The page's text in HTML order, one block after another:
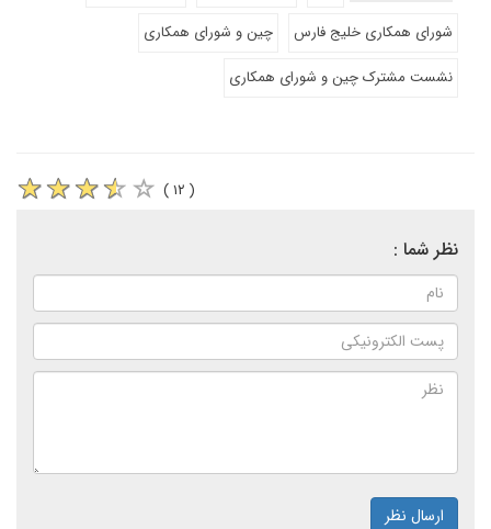
شورای همکاری خلیج فارس
چین و شورای همکاری
نشست مشترک چین و شورای همکاری
( ۱۲ )
نظر شما :
ارسال نظر